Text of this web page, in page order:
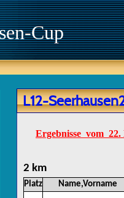
Cup
L12-
Ergebnisse vom 22.
2 km
Platz Name,Vorname